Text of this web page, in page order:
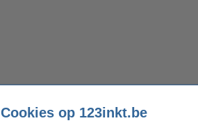
Cookies op 123inkt.be